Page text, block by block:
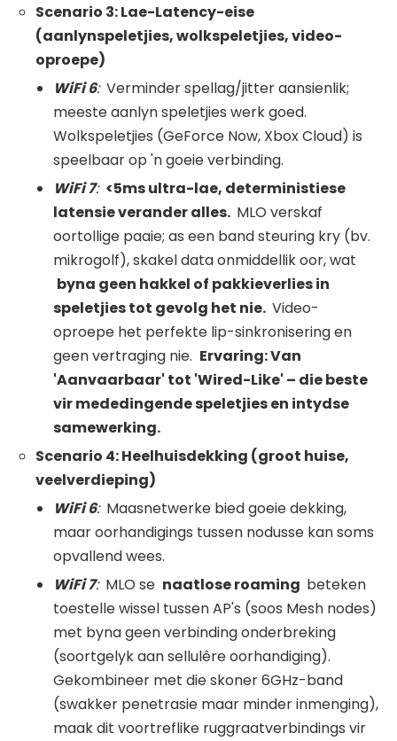
Scenario 3: Lae-Latency-eise
(aanlynspeletjies, wolkspeletjies, video-
oproepe)
WiFi6: Verminder spellag/jitter aansienlik;
meeste aanlyn speletjies werk goed.
Wolkspeletjies (GeForce Now, Xbox Cloud) is
speelbaar op 'n goeie verbinding.
WiFi7: <5ms ultra-lae, deterministiese
latensie verander alles. MLO verskaf
oortollige paaie; as een band steuring kry (bv.
mikrogolf), skakel data onmiddellik oor, wat
byna geen hakkel of pakkieverlies in
speletjies tot gevolg het nie. Video-
oproepe het perfekte lip-sinkronisering en
geen vertraging nie. Ervaring: Van
'Aanvaarbaar' tot 'Wired-Like' – die beste
vir mededingende speletjies en intydse
samewerking.
Scenario 4: Heelhuisdekking (groot huise,
veelverdieping)
WiFi6: Maasnetwerke bied goeie dekking,
maar oorhandigings tussen nodusse kan soms
opvallend wees.
WiFi7: MLO se naatlose roaming beteken
toestelle wissel tussen AP's (soos Mesh nodes)
met byna geen verbinding onderbreking
(soortgelyk aan sellulêre oorhandiging).
Gekombineer met die skoner 6GHz-band
(swakker penetrasie maar minder inmenging),
maak dit voortreflike ruggraatverbindings vir